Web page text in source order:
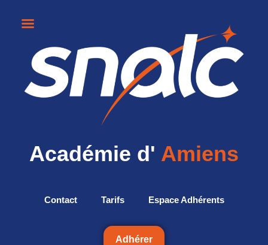
Académie d' Amiens
Contact Tarifs Espace Adhérents
Adhérer